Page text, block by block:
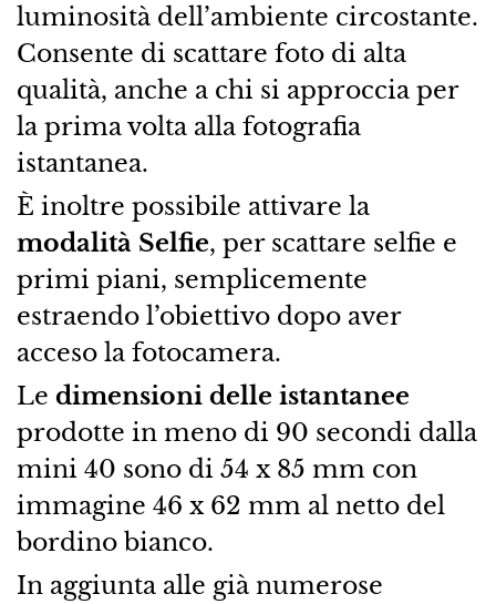
luminosità dell’ambiente circostante.
Consente di scattare foto di alta
qualità, anche a chi si approccia per
la prima volta alla fotografia
istantanea.
È inoltre possibile attivare la
modalità Selfie, per scattare selfie e
primi piani, semplicemente
estraendo l’obiettivo dopo aver
acceso la fotocamera.
Le dimensioni delle istantanee
prodotte in meno di 90 secondi dalla
mini 40 sono di 54 x 85 mm con
immagine 46 x 62 mm al netto del
bordino bianco.
In aggiunta alle già numerose